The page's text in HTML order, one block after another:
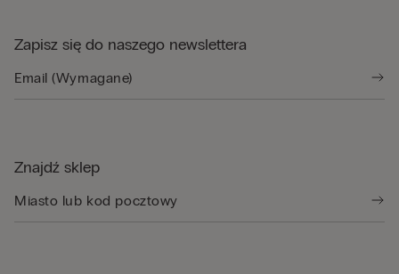
Zapisz się do naszego newslettera
Znajdź sklep